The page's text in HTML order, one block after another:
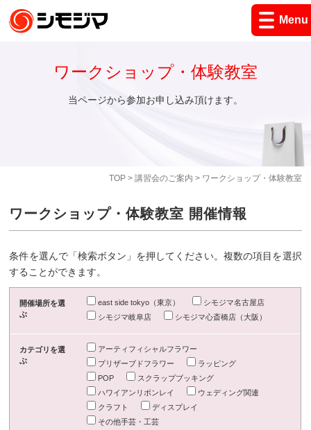
Menu
TOP> 講習会のご案内 > ワークショップ・体験教室
ワークショップ・体験教室
当ページから参加お申し込み頂けます。
ワークショップ・体験教室 開催情報
条件を選んで「検索ボタン」を押してください。複数の項目を選択
することができます。
開催場所を選
ぶ
east side tokyo（東京）
シモジマ名古屋店
シモジマ岐阜店
シモジマ心斎橋店（大阪）
カテゴリを選
ぶ
アーティフィシャルフラワー
プリザーブドフラワー
ラッピング
POP
スクラップブッキング
ハワイアンリボンレイ
ウェディング関連
クラフト
ディスプレイ
その他手芸・工芸